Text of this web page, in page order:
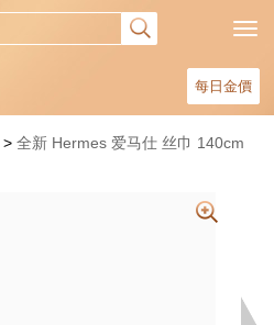
每日金價
全新 Hermes 爱马仕 丝巾 140cm